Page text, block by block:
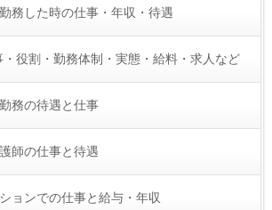
務した時の仕事・年収・待遇
・役割・勤務体制・実態・給料・求人など
務の待遇と仕事
師の仕事と待遇
ョンでの仕事と給与・年収